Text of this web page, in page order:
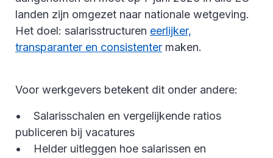
landen zijn omgezet naar nationale wetgeving.
Het doel: salarisstructuren eerlijker,
transparanter en consistenter maken.
Voor werkgevers betekent dit onder andere:
• Salarisschalen en vergelijkende ratios
publiceren bij vacatures
• Helder uitleggen hoe salarissen en